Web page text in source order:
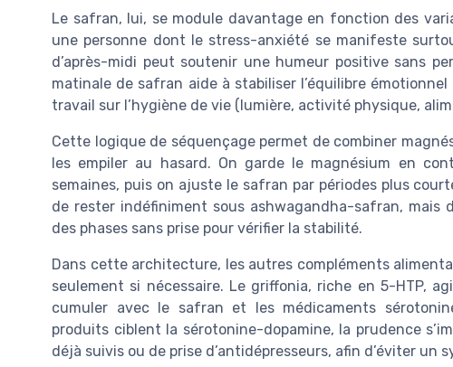
Le safran, lui, se module davantage en fonction des
une personne dont le stress-anxiété se manifeste
d’après-midi peut soutenir une humeur positive sans
matinale de safran aide à stabiliser l’équilibre
travail sur l’hygiène de vie (lumière, activité physique,
Cette logique de séquençage permet de combiner
les empiler au hasard. On garde le magnésium en
semaines, puis on ajuste le safran par périodes plus
de rester indéfiniment sous ashwagandha-safran, mais
des phases sans prise pour vérifier la stabilité.
Dans cette architecture, les autres compléments
seulement si nécessaire. Le griffonia, riche en 5-HTP,
cumuler avec le safran et les médicaments
produits ciblent la sérotonine-dopamine, la prudence
déjà suivis ou de prise d’antidépresseurs, afin d’éviter un